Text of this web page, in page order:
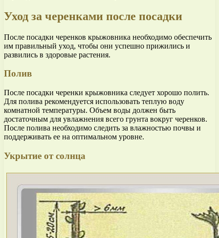
Уход за черенками после посадки
После посадки черенков крыжовника необходимо обеспечить
им правильный уход, чтобы они успешно прижились и
развились в здоровые растения.
Полив
После посадки черенки крыжовника следует хорошо полить.
Для полива рекомендуется использовать теплую воду
комнатной температуры. Объем воды должен быть
достаточным для увлажнения всего грунта вокруг черенков.
После полива необходимо следить за влажностью почвы и
поддерживать ее на оптимальном уровне.
Укрытие от солнца